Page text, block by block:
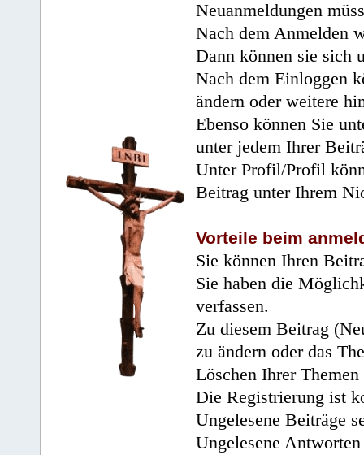
Neuanmeldungen
Nach dem Anmelden
Dann können sie sich
Nach dem Einloggen
ändern oder weitere
Ebenso können Sie
unter jedem Ihrer
Unter Profil/Profil
Beitrag unter Ihrem
Vorteile beim
Sie können Ihren
Sie haben die
verfassen.
Zu diesem Beitrag
zu ändern oder das
Löschen Ihrer
Die Registrierung ist
Ungelesene Beiträge
Ungelesene